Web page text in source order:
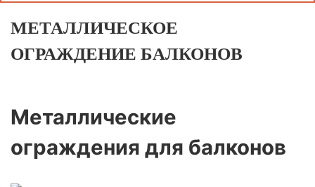
МЕТАЛЛИЧЕСКОЕ
ОГРАЖДЕНИЕ БАЛКОНОВ
Металлические
ограждения для балконов